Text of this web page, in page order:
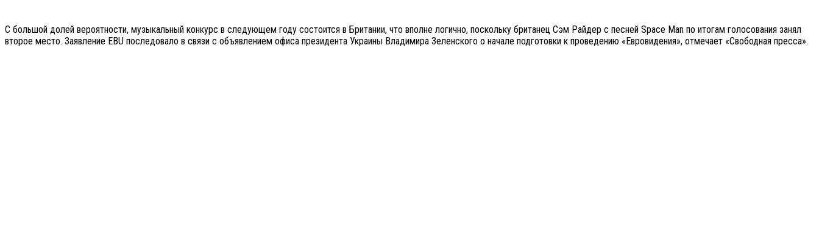
С большой долей вероятности, музыкальный конкурс в следующем году состоится в Британии, что вполне логично, поскольку британец Сэм Райдер с песней Space Man по итогам голосования занял
второе место. Заявление EBU последовало в связи с объявлением офиса президента Украины Владимира Зеленского о начале подготовки к проведению «Евровидения», отмечает «Свободная пресса».